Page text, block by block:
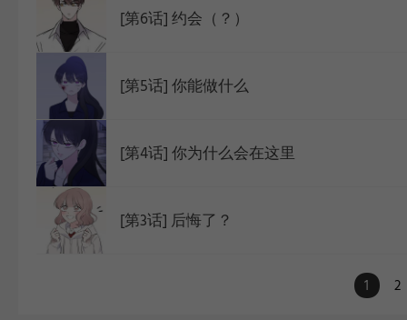
[第6话] 约会（？）
[第5话] 你能做什么
[第4话] 你为什么会在这里
[第3话] 后悔了？
1 2